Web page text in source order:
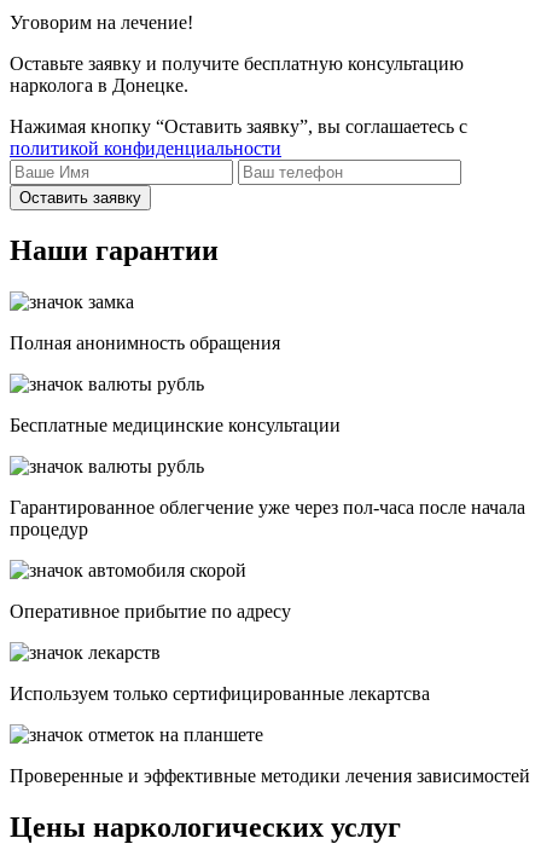
Уговорим на лечение!
Оставьте заявку и получите бесплатную консультацию
нарколога в Донецке.
Нажимая кнопку “Оставить заявку”, вы соглашаетесь с
политикой конфиденциальности
Оставить заявку
Наши гарантии
Полная анонимность обращения
Бесплатные медицинские консультации
Гарантированное облегчение уже через пол-часа после начала
процедур
Опеpативное прибытие по адресу
Используем только сертифицированные лекартсва
Проверенные и эффективные методики лечения зависимостей
Цены наркологических услуг